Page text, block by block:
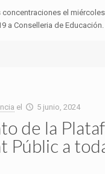
concentraciones el
a Conselleria de Educación.
el 5 junio, 2024
de la
Públic a